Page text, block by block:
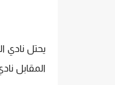
المقابل نادي